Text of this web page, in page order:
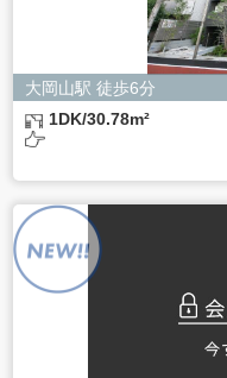
大岡山駅 徒歩6分
1DK/30.78m²